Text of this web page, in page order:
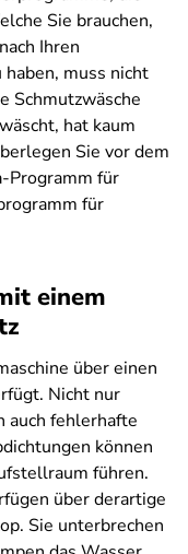
Sie brauchen,
Ihren
muss nicht
Schmutzwäsche
hat kaum
Sie vor dem
Programm für
für
einem
über einen
Nicht nur
auch fehlerhafte
können
führen.
über derartige
Sie unterbrechen